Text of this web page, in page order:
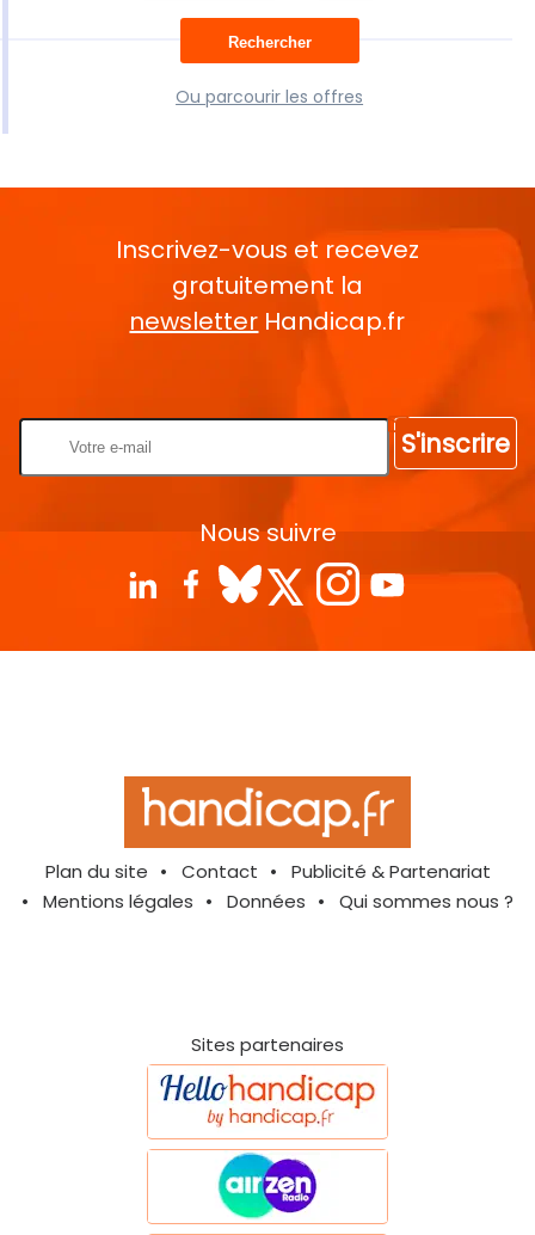
Ou parcourir les offres
Inscrivez-vous et recevez
gratuitement la
newsletter Handicap.fr
S'inscrire
Nous suivre
Plan du site Contact
Publicité & Partenariat
Mentions légales
Données Qui sommes nous ?
Sites partenaires